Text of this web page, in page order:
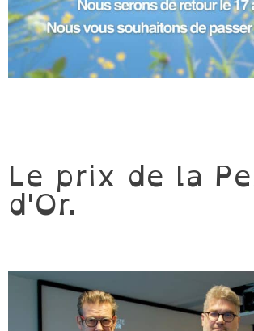
Le prix de la
d'Or.